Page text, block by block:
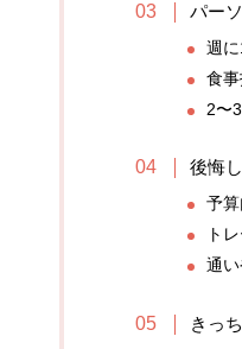
パー
週
食
2〜
後悔
予
ト
通
きっ